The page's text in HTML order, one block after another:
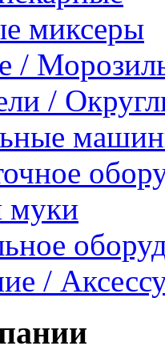
миксеры
/
/
муки
/